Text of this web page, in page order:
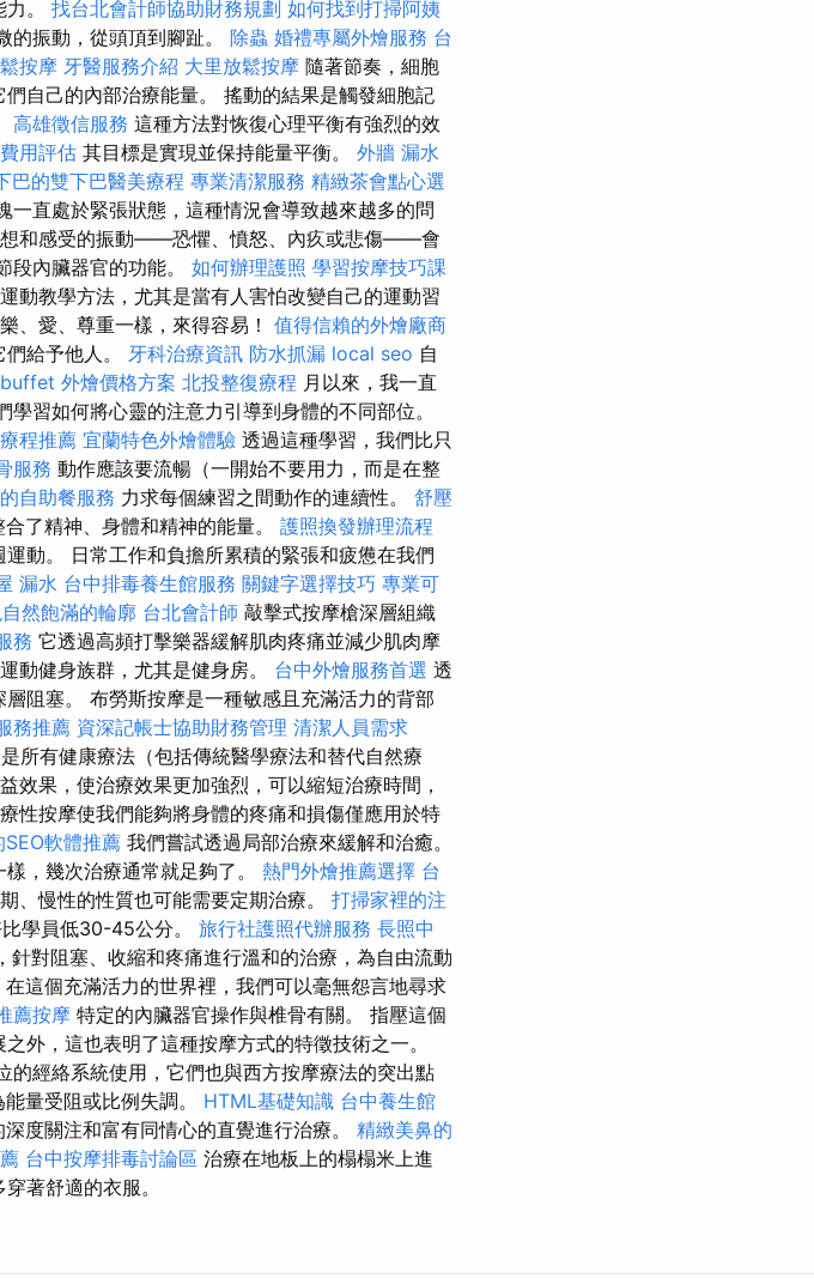
。 找台北會計師協助財務規劃 如何找到打掃阿姨
的振動，從頭頂到腳趾。 除蟲 婚禮專屬外燴服務 台
按摩 牙醫服務介紹 大里放鬆按摩 隨著節奏，細胞
自己的內部治療能量。 搖動的結果是觸發細胞記
高雄徵信服務 這種方法對恢復心理平衡有強烈的效
用評估 其目標是實現並保持能量平衡。 外牆 漏水
巴的雙下巴醫美療程 專業清潔服務 精緻茶會點心選
直處於緊張狀態，這種情況會導致越來越多的問
和感受的振動——恐懼、憤怒、內疚或悲傷——會
段內臟器官的功能。 如何辦理護照 學習按摩技巧課
動教學方法，尤其是當有人害怕改變自己的運動習
、愛、尊重一樣，來得容易！ 值得信賴的外燴廠商
給予他人。
牙科治療資訊 防水抓漏 local seo 自
外燴價格方案 北投整復療程 月以來，我一直
習如何將心靈的注意力引導到身體的不同部位。
程推薦 宜蘭特色外燴體驗 透過這種學習，我們比只
服務 動作應該要流暢（一開始不要用力，而是在整
自助餐服務 力求每個練習之間動作的連續性。 舒壓
了精神、身體和精神的能量。 護照換發辦理流程
動。 日常工作和負擔所累積的緊張和疲憊在我們
漏水 台中排毒養生館服務 關鍵字選擇技巧 專業可
然飽滿的輪廓 台北會計師 敲擊式按摩槍深層組織
務 它透過高頻打擊樂器緩解肌肉疼痛並減少肌肉摩
動健身族群，尤其是健身房。 台中外燴服務首選 透
阻塞。 布勞斯按摩是一種敏感且充滿活力的背部
務推薦 資深記帳士協助財務管理 清潔人員需求
所有健康療法（包括傳統醫學療法和替代自然療
效果，使治療效果更加強烈，可以縮短治療時間，
性按摩使我們能夠將身體的疼痛和損傷僅應用於特
SEO軟體推薦 我們嘗試透過局部治療來緩解和治癒。
，幾次治療通常就足夠了。 熱門外燴推薦選擇 台
、慢性的性質也可能需要定期治療。 打掃家裡的注
學員低30-45公分。 旅行社護照代辦服務 長照中
針對阻塞、收縮和疼痛進行溫和的治療，為自由流動
在這個充滿活力的世界裡，我們可以毫無怨言地尋求
薦按摩 特定的內臟器官操作與椎骨有關。 指壓這個
外，這也表明了這種按摩方式的特徵技術之一。
的經絡系統使用，它們也與西方按摩療法的突出點
量受阻或比例失調。 HTML基礎知識 台中養生館
度關注和富有同情心的直覺進行治療。 精緻美鼻的
台中按摩排毒討論區 治療在地板上的榻榻米上進
著舒適的衣服。